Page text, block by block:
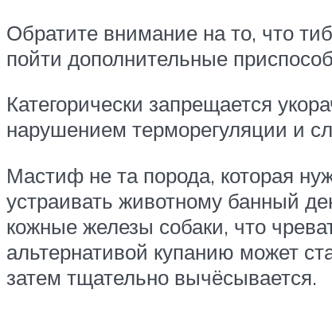
Обратите внимание на то, что
пойти дополнительные
Категорически запрещается
нарушением терморегуляции и
Мастиф не та порода, которая
устраивать животному банный
кожные железы собаки, что
альтернативой купанию может
затем тщательно вычёсывается.